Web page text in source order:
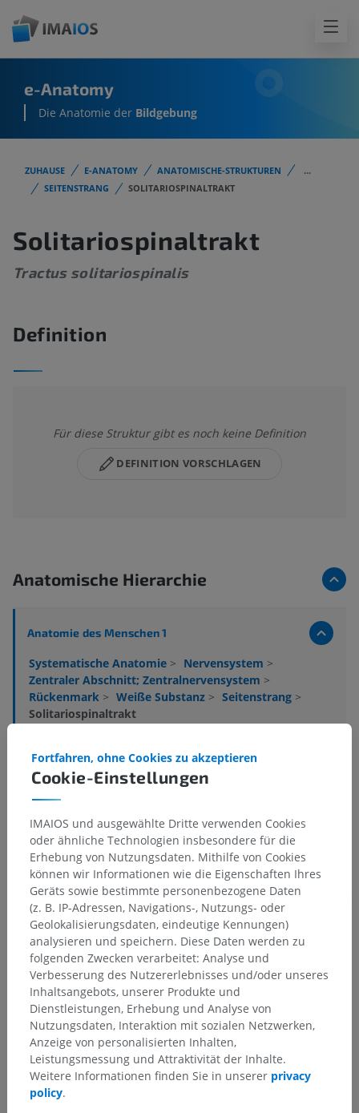
e-Anatomy
Die Anatomie der Bildgebung
ZUHAUSE E-ANATOMY ANATOMISCHE-STRUKTUREN
...
SEITENSTRANG
SOLITARIOSPINALTRAKT
Solitariospinaltrakt
Tractus solitariospinalis
Definition
Für diese Struktur gibt es noch keine Definition
DEFINITION VORSCHLAGEN
Anatomische Hierarchie
Anatomie des Menschen 1
Systematische Anatomie > Nervensystem >
Zentraler Abschnitt; Zentralnervensystem >
Rückenmark > Weiße Substanz > Seitenstrang >
Solitariospinaltrakt
Teil gibt es keine zugehörigen Strukturen
Anatomie des Menschen
Übersetzungen
Sie haben einen Fehler gefunden?
Sie können gerne eine Berichtigung, Übersetzung oder
inhaltliche Verbesserung vorschlagen.
Ein Problem melden
Cookie-Einstellungen
Fortfahren, ohne Cookies zu akzeptieren
IMAIOS und ausgewählte Dritte verwenden Cookies
oder ähnliche Technologien insbesondere für die
Erhebung von Nutzungsdaten. Mithilfe von Cookies
können wir Informationen wie die Eigenschaften Ihres
Geräts sowie bestimmte personenbezogene Daten
(z. B. IP-Adressen, Navigations-, Nutzungs- oder
Geolokalisierungsdaten, eindeutige Kennungen)
analysieren und speichern. Diese Daten werden zu
folgenden Zwecken verarbeitet: Analyse und
Verbesserung des Nutzererlebnisses und/oder unseres
Inhaltsangebots, unserer Produkte und
Dienstleistungen, Erhebung und Analyse von
Nutzungsdaten, Interaktion mit sozialen Netzwerken,
Anzeige von personalisierten Inhalten,
Leistungsmessung und Attraktivität der Inhalte.
Weitere Informationen finden Sie in unserer privacy
policy.